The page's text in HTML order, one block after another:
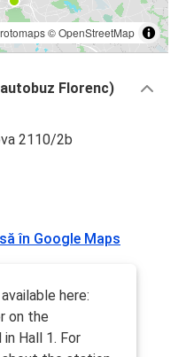
©OpenStreetMap
Florenc)
2110/2b
în Google Maps
here:
on the
Hall 1. For